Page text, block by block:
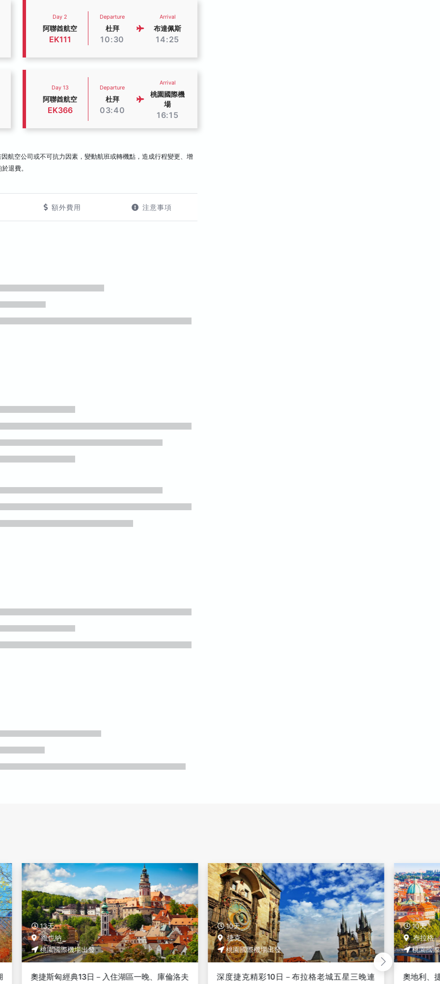
Day 2
阿聯酋航空
EK111
Departure
杜拜
10:30
Arrival
布達佩斯
14:25
Day 13
阿聯酋航空
EK366
Departure
杜拜
03:40
Arrival
桃園國際機
場
16:15
航空公司或不可抗力因素，變動航班或轉機點，造成行程變更、增
退費。
額外費用 注意事項
13天
維也納
桃園國際機場出發
奧捷斯匈經典13日－入住湖區一晚、庫倫洛夫
10天
捷克
桃園國際機場出發
深度捷克精彩10日－布拉格老城五星三晚連
10天
布拉格
桃園國
奧地利、